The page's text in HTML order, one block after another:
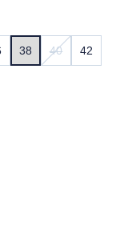
38 40 42
de gewenste